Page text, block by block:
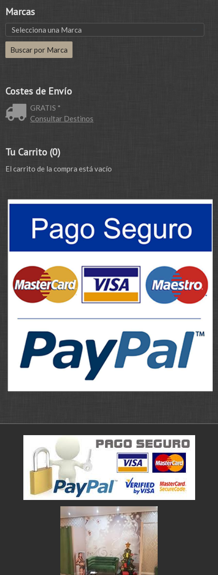
Marcas
Costes de Envío
GRATIS *
Consultar Destinos
Tu Carrito (0)
El carrito de la compra está vacío